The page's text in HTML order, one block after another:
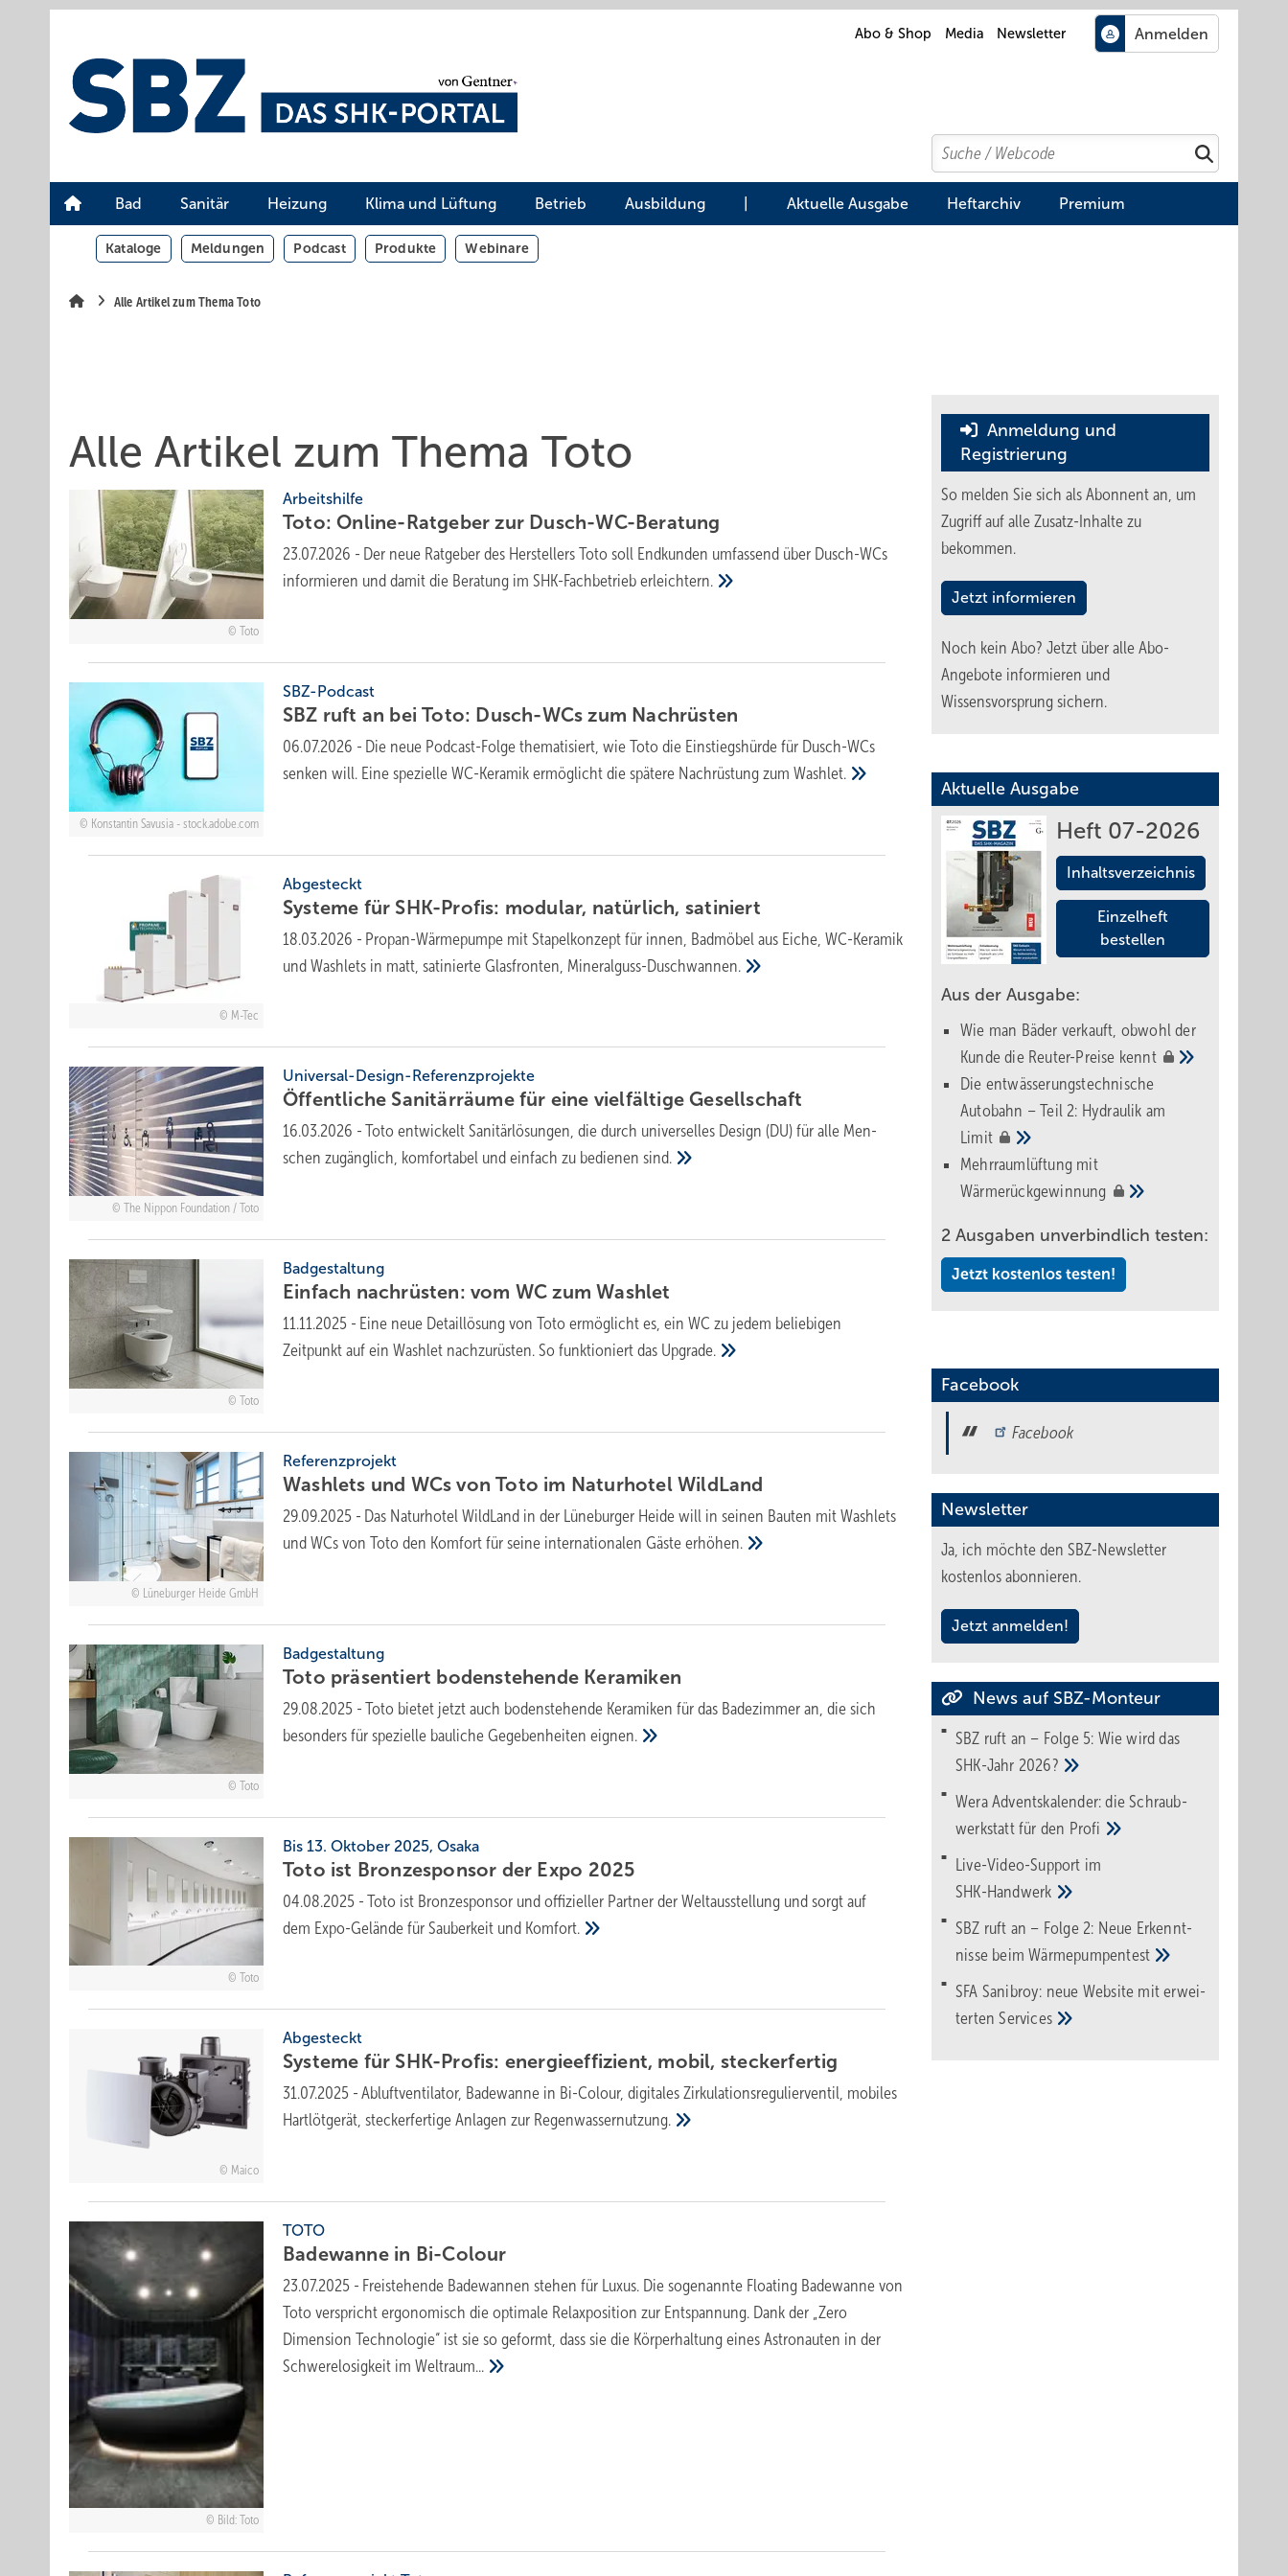
Abo & Shop Media Newsletter
Search
Suchen
Bad Sanitär Heizung Klima und Lüftung Betrieb Ausbildung Aktuelle Ausgabe Heftarchiv Premium
Kataloge Meldungen Podcast Produkte Webinare
Alle Artikel zum Thema Toto
Alle Artikel zum Thema Toto
Toto
Arbeitshilfe
Toto: Online-Rat­ge­ber zur Dusch-WC-Be­ra­tung
23.07.2026 - Der neue Ratgeber des Herstellers Toto soll Endkunden umfassend über Dusch-WCs
informieren und damit die Beratung im SHK-Fachbetrieberleichtern.
Konstantin Savusia - stock.adobe.com
SBZ-Podcast
SBZ ruft an bei Toto: Dusch-WCs zum Nach­rüs­ten
06.07.2026 - Die neue Podcast-Folge thematisiert, wie Toto die Einstiegshürde für Dusch-WCs
senken will. Eine spezielle WC-Keramik ermöglicht die spätere Nachrüstung zumWashlet.
M-Tec
Abgesteckt
Systeme für SHK-Profis: modu­lar, natür­lich, satiniert
18.03.2026 - Propan-Wärmepumpe mit Stapel­kon­zept für innen, Bad­möbel aus Eiche, WC-Kera­mik
und Wash­lets in matt, sati­nierte Glas­fron­ten, Mine­ral­guss-Dusch­wannen.
The Nippon Foundation / Toto
Universal-Design-Referenzprojekte
Öffentliche Sanitärräume für eine viel­fäl­tigeGesell­schaft
16.03.2026 - Toto entwickelt Sanitär­lö­sun­gen, die durch uni­ver­sel­les Design (DU) für alle Men­
schen zugäng­lich, kom­for­ta­bel und ein­fach zu bedie­nensind.
Toto
Badgestaltung
Einfach nachrüsten: vom WC zumWashlet
11.11.2025 - Eine neue Detaillösung von Toto ermöglicht es, ein WC zu jedem beliebigen
Zeitpunkt auf ein Washlet nachzurüsten. So funktioniert das Upgrade.
Lüneburger Heide GmbH
Referenzprojekt
Washlets und WCs von Toto im Na­tur­ho­telWild­Land
29.09.2025 - Das Naturhotel WildLand in der Lüneburger Heide will in seinen Bauten mit Washlets
und WCs von Toto den Komfort für seine internationalen Gästeerhöhen.
Toto
Badgestaltung
Toto prä­sen­tiert boden­ste­hende Kera­mi­ken
29.08.2025 - Toto bietet jetzt auch boden­ste­hen­de Kera­mi­ken für das Bade­zim­mer an, die sich
besonders für spezielle bau­liche Gege­ben­hei­teneignen.
Toto
Bis 13. Oktober 2025, Osaka
Toto ist Bronzesponsor der Expo 2025
04.08.2025 - Toto ist Bronzesponsor und offizieller Partner der Weltausstellung und sorgt auf
dem Expo-Gelände für Sauberkeit und Komfort.
Maico
Abgesteckt
Systeme für SHK-Profis: en­er­gie­ef­fi­zi­ent, mo­bil, ste­cker­fer­tig
31.07.2025 - Abluftventilator, Badewanne in Bi-Colour, digitales Zirkulationsregulierventil, mobiles
Hartlötgerät, steckerfertige Anlagen zur Regenwassernutzung.
Bild: Toto
TOTO
Badewanne in Bi-Colour
23.07.2025 - Freistehende Badewannen stehen für Luxus. Die sogenannte Floating Badewanne von
Toto verspricht ergonomisch die optimale Relaxposition zur Entspannung. Dank der „Zero
Dimension Technologie“ ist sie so geformt, dass sie die Körperhaltung eines Astronauten in der
Schwerelosigkeit imWeltraum...
Anmeldung und
Registrierung
So melden Sie sich als Abonnent an, um
Zugriff auf alle Zusatz-Inhalte zu
bekommen.
Jetzt informieren
Noch kein Abo? Jetzt über alle Abo-
Angebote informieren und
Wissensvorsprung sichern.
Aktuelle Ausgabe
Heft 07-2026
Inhaltsverzeichnis
Einzelheft
bestellen
Aus der Ausgabe:
Wie man Bäder verkauft, obwohl der
Kunde die Reuter-Preise kennt
Die entwässerungstechnische
Autobahn – Teil 2: Hydraulik am
Limit
Mehrraumlüftung mit
Wärmerückgewinnung
2 Ausgaben unverbindlich testen:
Jetzt kostenlos testen!
Facebook
Facebook
Newsletter
Ja, ich möchte den SBZ-Newsletter
kostenlos abonnieren.
Jetzt anmelden!
News auf SBZ-Monteur
SBZ ruft an – Folge 5: Wie wird das
SHK-Jahr 2026?
Wera Adventskalender: die Schraub­
werk­statt für den Pro­fi
Live-Video-Support im
SHK-Handwerk
SBZ ruft an – Folge 2: Neue Erkennt­
nisse beimWärme­pumpen­test
SFA Sanibroy: neue Web­site mit erwei­
tertenServices